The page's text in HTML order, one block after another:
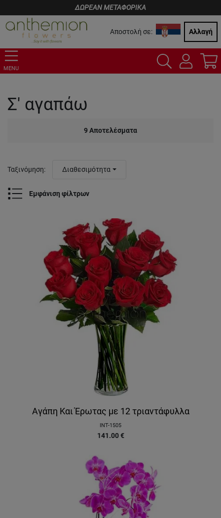
ΔΩΡΕΑΝ ΜΕΤΑΦΟΡΙΚΑ
Αποστολή σε: Αλλαγή
MENU
Σ' αγαπάω
9Αποτελέσματα
Εμφάνιση φίλτρων
Ταξινόμηση: Διαθεσιμότητα
Αγάπη Και Έρωτας με 12 τριαντάφυλλα
INT-1505
141.00 €